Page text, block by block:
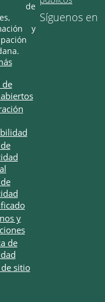
de
y
de
y
de
sitio
Síguenos en